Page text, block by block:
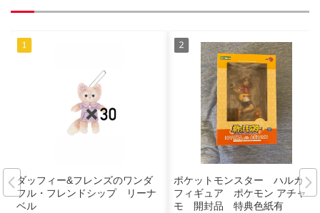
ダッフィー&フレンズのワンダ
フル・フレンドシップ リーナ
ベル
ポケットモンスター ハルカ
フィギュア ポケモン アチャ
モ 開封品 特典色紙有